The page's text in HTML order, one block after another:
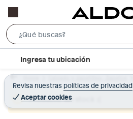
e
r
c
B
c
t
Ingresa tu ubicación
Revisa nuestras políticas de privacidad
Aceptar cookies
Home Calzado y zapatillas - Zapatos
Producto sin stock :(